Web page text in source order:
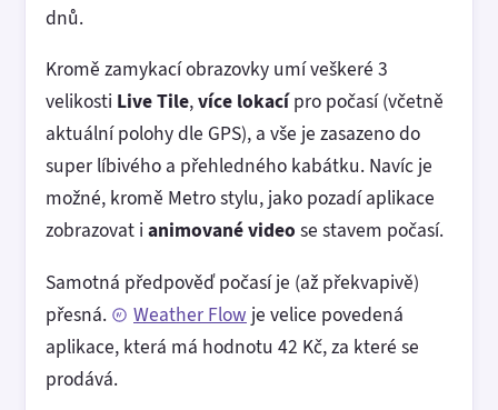
dnů.
Kromě zamykací obrazovky umí veškeré 3
velikosti Live Tile,více lokacípro počasí (včetně
aktuální polohy dle GPS), a vše je zasazeno do
super líbivého a přehledného kabátku. Navíc je
možné, kromě Metro stylu, jako pozadí aplikace
zobrazovat i animované video se stavem počasí.
Samotná předpověď počasí je (až překvapivě)
přesná.
Weather Flow je velice povedená
aplikace, která má hodnotu 42 Kč, za které se
prodává.